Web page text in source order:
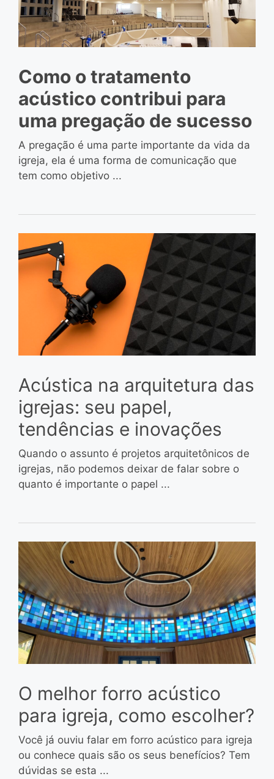
Como o tratamento
acústico contribui para
uma pregação de sucesso
A pregação é uma parte importante da vida da
igreja, ela é uma forma de comunicação que
tem como objetivo ...
Acústica na arquitetura das
igrejas: seu papel,
tendências e inovações
Quando o assunto é projetos arquitetônicos de
igrejas, não podemos deixar de falar sobre o
quanto é importante o papel ...
O melhor forro acústico
para igreja, como escolher?
Você já ouviu falar em forro acústico para igreja
ou conhece quais são os seus benefícios? Tem
dúvidas se esta ...